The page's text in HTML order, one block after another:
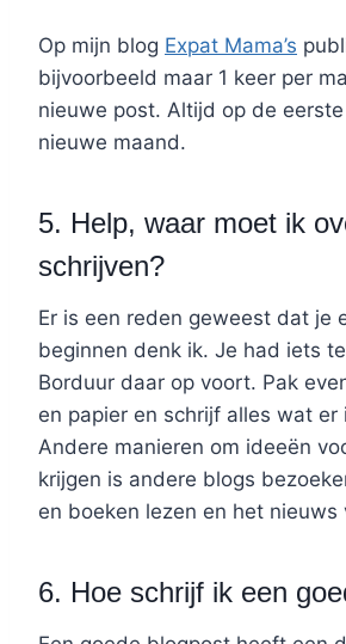
Op mijn blog Expat Mama’s
bijvoorbeeld maar 1 keer per
nieuwe post. Altijd op de
nieuwe maand.
5. Help, waar moet ik
schrijven?
Er is een reden geweest dat je
beginnen denk ik. Je had iets
Borduur daar op voort. Pak
en papier en schrijf alles wat er
Andere manieren om ideeën
krijgen is andere blogs
en boeken lezen en het nieuws
6. Hoe schrijf ik een